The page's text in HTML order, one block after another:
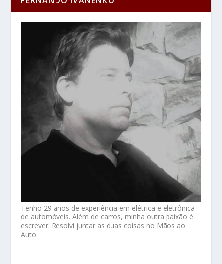
Tenho 29 anos de experiência em elétrica e eletrônica
de automóveis. Além de carros, minha outra paixão é
escrever. Resolvi juntar as duas coisas no Mãos ao
Auto.